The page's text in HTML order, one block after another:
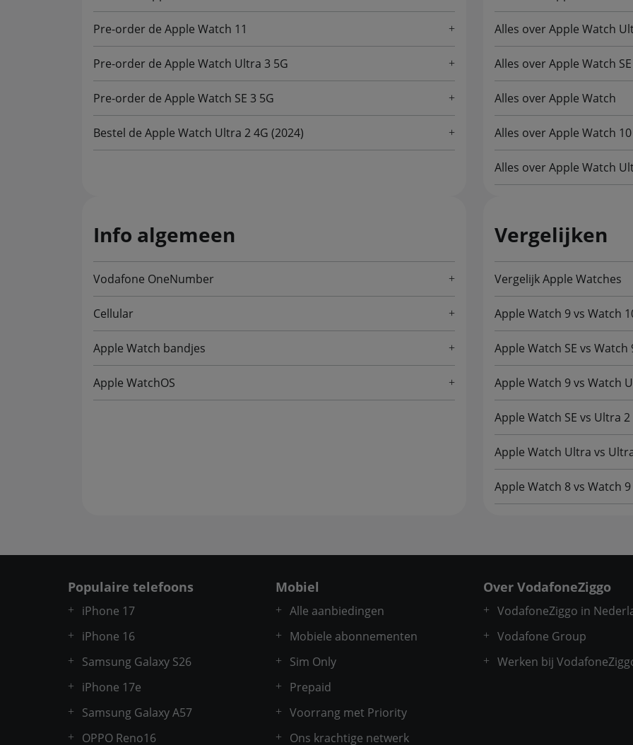
Pre-order de Apple Watch 11
Pre-order de Apple Watch Ultra 3 5G
Pre-order de Apple Watch SE 3 5G
Bestel de Apple Watch Ultra 2 4G (2024)
Alles over Apple Watch
Alles over Apple Watch SE
Alles over Apple Watch
Alles over Apple Watch 10
Alles over Apple Watch
Info algemeen
Vodafone OneNumber
Cellular
Apple Watch bandjes
Apple WatchOS
Vergelijken
Vergelijk Apple Watches
Apple Watch 9 vs Watch
Apple Watch SE vs Watch
Apple Watch 9 vs Watch
Apple Watch SE vs Ultra 2
Apple Watch Ultra vs
Apple Watch 8 vs Watch 9
Populaire telefoons
iPhone 17
iPhone 16
Samsung Galaxy S26
iPhone 17e
Samsung Galaxy A57
OPPO Reno16
Mobiel
Alle aanbiedingen
Mobiele abonnementen
Sim Only
Prepaid
Voorrang met Priority
Ons krachtige netwerk
Over VodafoneZiggo
VodafoneZiggo in
Vodafone Group
Werken bij